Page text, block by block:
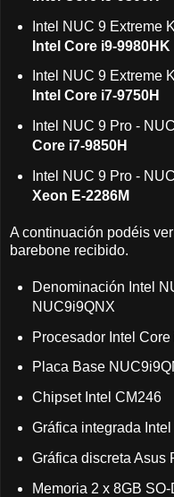
Intel NUC 9 Extreme
Intel Core i9-9980HK
Intel NUC 9 Extreme
Intel Core i7-9750H
Intel NUC 9 Pro -
Core i7-9850H
Intel NUC 9 Pro -
Xeon E-2286M
A continuación podéis
barebone recibido.
Denominación Intel
NUC9i9QNX
Procesador Intel
Placa Base
Chipset Intel CM246
Gráfica integrada
Gráfica discreta Asus
Memoria 2 x 8GB